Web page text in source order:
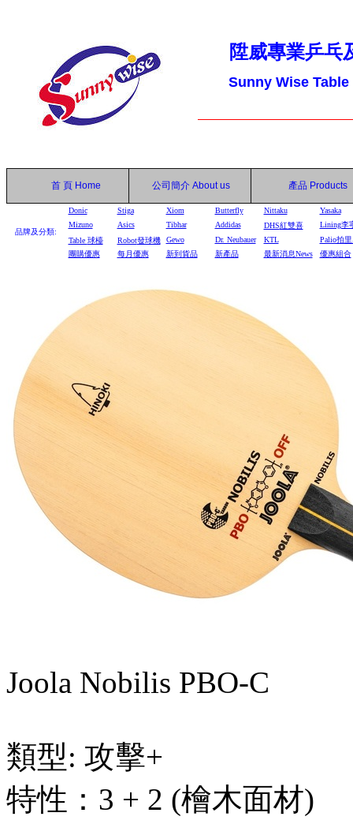
陞威專業乒乓
Sunny Wise
首 頁 Home 公司簡介 About us 產品 Products
品牌及分類:
Donic Stiga Xiom Butterfly Nittaku
Yasaka
Mizuno
Asics Tibhar Addidas DHS紅雙喜
Lining李
Table 球檯 Robot發球機 Gewo Dr. Neubauer KTL
Palio拍
團購優惠
每月優惠 新到貨品 新產品 最新消息News 優惠組合
Joola Nobilis PBO-C
類型: 攻擊+
特性：3 + 2 (檜木面材)